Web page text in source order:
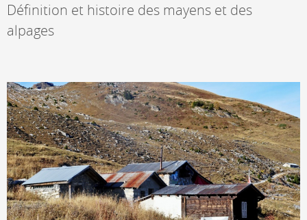
Définition et histoire des mayens et des
alpages